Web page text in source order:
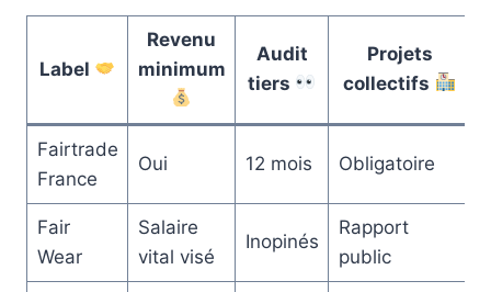
Label
Revenu
minimum
Audit
tiers
Projets
collectifs
Fairtrade
France
Oui 12 mois Obligatoire
Fair
Wear
Salaire
vital visé
Inopinés
Rapport
public